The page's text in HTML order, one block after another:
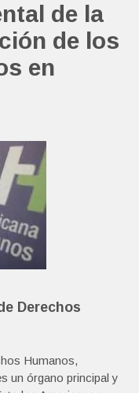
de la
de los
en
Derechos
Humanos,
un órgano principal y